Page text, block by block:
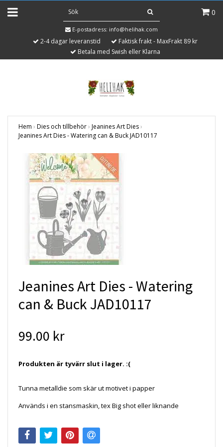
0
E-postadress: info@helihak.com
2-4 dagar leveranstid
Faktisk frakt - MaxFrakt 89 kr
Betala med Swish eller Klarna
Hem › Dies och tillbehör› Jeanines Art Dies›
Jeanines Art Dies - Watering can & Buck JAD10117
Jeanines Art Dies - Watering
can & Buck JAD10117
99.00 kr
Produkten är tyvärr slut i lager. :(
Tunna metalldie som skär ut motivet i papper
Används i en stansmaskin, tex Big shot eller liknande